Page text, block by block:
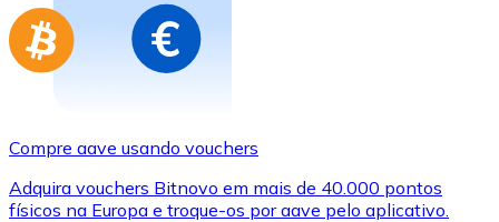
Compre aave usando vouchers
Adquira vouchers Bitnovo em mais de 40.000 pontos
físicos na Europa e troque-os por aave pelo aplicativo.